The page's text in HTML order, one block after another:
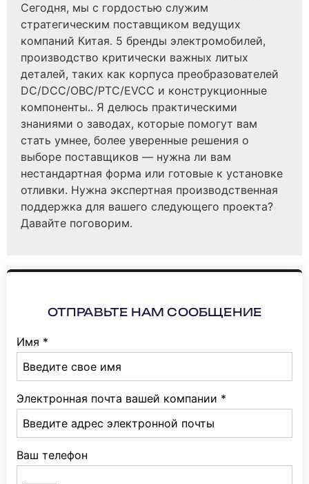
Сегодня, мы с гордостью служим
стратегическим поставщиком ведущих
компаний Китая. 5 бренды электромобилей,
производство критически важных литых
деталей, таких как корпуса преобразователей
DC/DCC/OBC/PTC/EVCC и конструкционные
компоненты.. Я делюсь практическими
знаниями о заводах, которые помогут вам
стать умнее, более уверенные решения о
выборе поставщиков — нужна ли вам
нестандартная форма или готовые к установке
отливки. Нужна экспертная производственная
поддержка для вашего следующего проекта?
Давайте поговорим.
ОТПРАВЬТЕ НАМ СООБЩЕНИЕ
Имя *
Электронная почта вашей компании *
Ваш телефон